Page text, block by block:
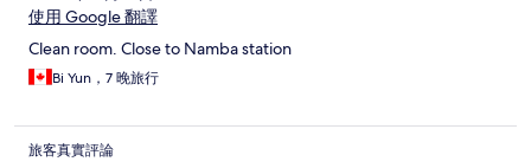
使用 Google 翻譯
Clean room. Close to Namba station
Bi Yun，7 晚旅行
旅客真實評論